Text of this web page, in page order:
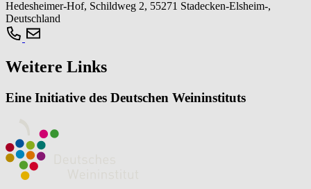
Hedesheimer-Hof, Schildweg 2, 55271 Stadecken-Elsheim-,
Deutschland
Weitere Links
Eine Initiative des Deutschen Weininstituts